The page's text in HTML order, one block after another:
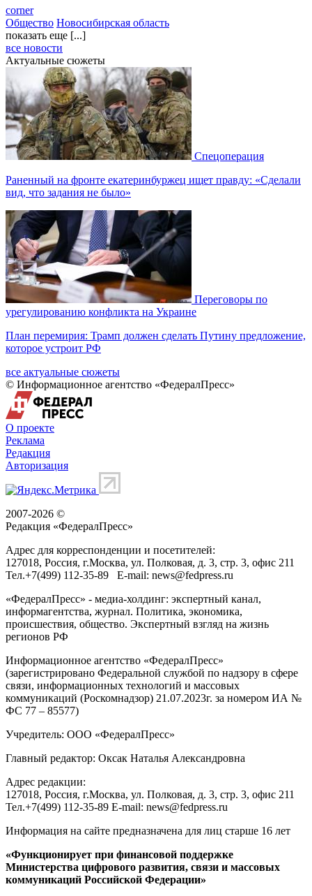
corner
Общество Новосибирская область
показать еще [...]
все новости
Актуальные сюжеты
Спецоперация
Раненный на фронте екатеринбуржец ищет правду: «Сделали
вид, что задания не было»
Переговоры по
урегулированию конфликта на Украине
План перемирия: Трамп должен сделать Путину предложение,
которое устроит РФ
все актуальные сюжеты
© Информационное агентство «ФедералПресс»
О проекте
Реклама
Редакция
Авторизация
2007-2026 ©
Редакция «ФедералПресс»
Адрес для корреспонденции и посетителей:
127018, Россия, г.Москва, ул. Полковая, д. 3, стр. 3, офис 211
Тел.+7(499) 112-35-89 E-mail: news@fedpress.ru
«ФедералПресс» - медиа-холдинг: экспертный канал,
информагентства, журнал. Политика, экономика,
происшествия, общество. Экспертный взгляд на жизнь
регионов РФ
Информационное агентство «ФедералПресс»
(зарегистрировано Федеральной службой по надзору в сфере
связи, информационных технологий и массовых
коммуникаций (Роскомнадзор) 21.07.2023г. за номером ИА №
ФС 77 – 85577)
Учредитель: ООО «ФедералПресс»
Главный редактор: Оксак Наталья Александровна
Адрес редакции:
127018, Россия, г.Москва, ул. Полковая, д. 3, стр. 3, офис 211
Тел.+7(499) 112-35-89 E-mail: news@fedpress.ru
Информация на сайте предназначена для лиц старше 16 лет
«Функционирует при финансовой поддержке
Министерства цифрового развития, связи и массовых
коммуникаций Российской Федерации»